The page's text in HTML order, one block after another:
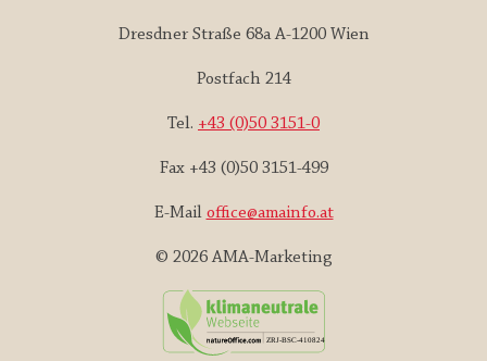
Dresdner Straße 68a A-1200 Wien
Postfach 214
Tel. +43 (0)50 3151-0
Fax +43 (0)50 3151-499
E-Mail office@amainfo.at
© 2026 AMA-Marketing